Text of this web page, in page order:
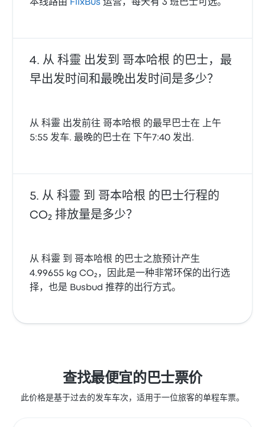
本线路由 FlixBus 运营，每天有 3 班巴士可选。
从 科靈 出发到 哥本哈根 的巴士，最
早出发时间和最晚出发时间是多少？
从 科靈 出发前往 哥本哈根 的最早巴士在 上午
5:55 发车. 最晚的巴士在 下午7:40 发出.
从 科靈 到 哥本哈根 的巴士行程的
CO₂ 排放量是多少？
从 科靈 到 哥本哈根 的巴士之旅预计产生
4.99655 kg CO₂，因此是一种非常环保的出行选
择，也是 Busbud 推荐的出行方式。
查找最便宜的巴士票价
此价格是基于过去的发车车次，适用于一位旅客的单程车票。